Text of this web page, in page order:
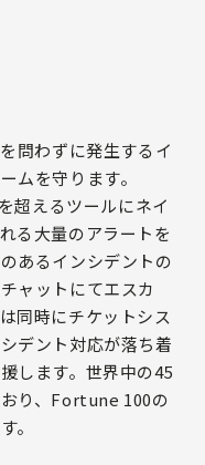
問わずに発生するイ
ムを守ります。
超えるツールにネイ
る大量のアラートを
あるインシデントの
ャットにてエスカ
同時にチケットシス
デント対応が落ち着
します。世界中の45
り、Fortune 100の
。